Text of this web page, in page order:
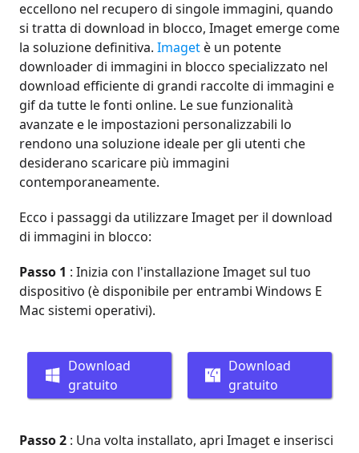
eccellono nel recupero di singole immagini, quando
si tratta di download in blocco, Imaget emerge come
la soluzione definitiva. Imaget è un potente
downloader di immagini in blocco specializzato nel
download efficiente di grandi raccolte di immagini e
gif da tutte le fonti online. Le sue funzionalità
avanzate e le impostazioni personalizzabili lo
rendono una soluzione ideale per gli utenti che
desiderano scaricare più immagini
contemporaneamente.
Ecco i passaggi da utilizzare Imaget per il download
di immagini in blocco:
Passo 1 : Inizia con l'installazione Imaget sul tuo
dispositivo (è disponibile per entrambi Windows E
Mac sistemi operativi).
Download
gratuito
Download
gratuito
Passo 2 : Una volta installato, apri Imaget e inserisci